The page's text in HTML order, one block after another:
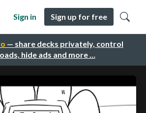
— share decks privately, control
hide ads and more …
Sign in Sign up for free